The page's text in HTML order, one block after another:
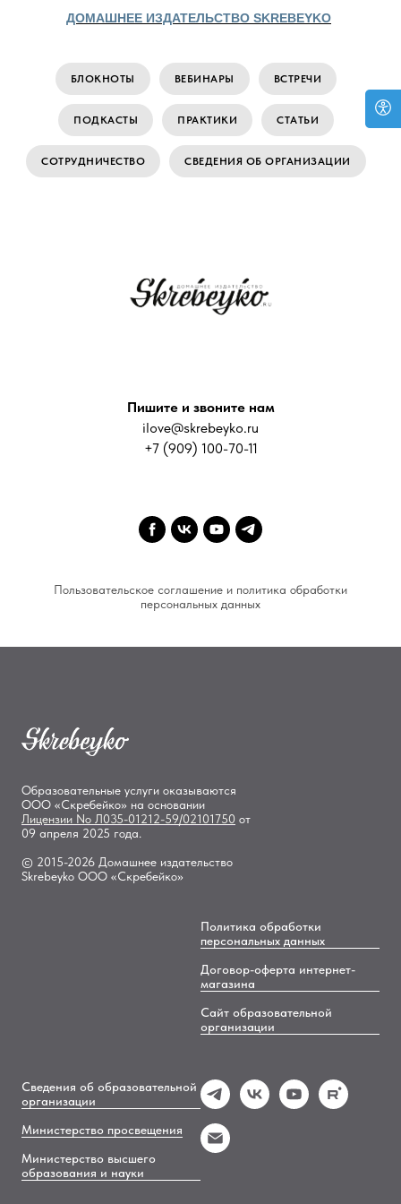
ДОМАШНЕЕ ИЗДАТЕЛЬСТВО SKREBEYKO
БЛОКНОТЫ ВЕБИНАРЫ ВСТРЕЧИ
ПОДКАСТЫ ПРАКТИКИ СТАТЬИ
СОТРУДНИЧЕСТВО СВЕДЕНИЯ ОБ ОРГАНИЗАЦИИ
Пишите и звоните нам
ilove@skrebeyko.ru
+7 (909) 100-70-11
Пользовательское соглашение и политика обработки
персональных данных
Образовательные услуги оказываются
ООО «Скребейко» на основании
Лицензии No Л035-01212-59/02101750 от
09 апреля 2025 года.
© 2015-2026 Домашнее издательство
Skrebeyko ООО «Скребейко»
Политика обработки
персональных данных
Договор-оферта интернет-
магазина
Сайт образовательной
организации
Сведения об образовательной
организации
Министерство просвещения
Министерство высшего
образования и науки